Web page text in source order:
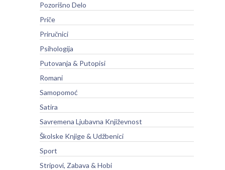
Pozorišno Delo
Priče
Priručnici
Psihologija
Putovanja & Putopisi
Romani
Samopomoć
Satira
Savremena Ljubavna Književnost
Školske Knjige & Udžbenici
Sport
Stripovi, Zabava & Hobi